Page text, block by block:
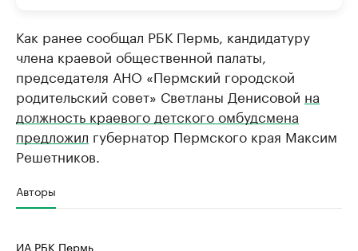
Как ранее сообщал РБК Пермь, кандидатуру
члена краевой общественной палаты,
председателя АНО «Пермский городской
родительский совет» Светланы Денисовой на
должность краевого детского омбудсмена
предложил губернатор Пермского края Максим
Решетников.
Авторы
ИА РБК Пермь